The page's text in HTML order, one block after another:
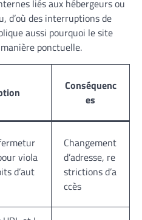
liés aux hébergeurs ou
d’où des interruptions de
aussi pourquoi le site
ponctuelle.
Conséquenc
es
viola
d’aut
Changement
d’adresse, re
strictions d’a
ccès